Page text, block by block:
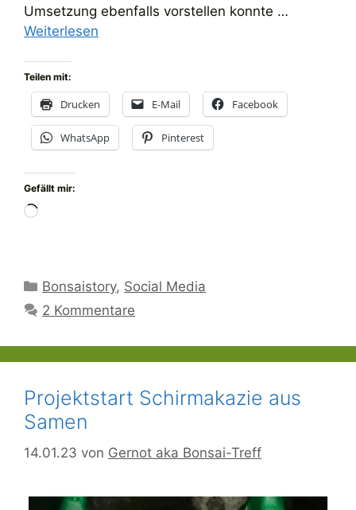
Umsetzung ebenfalls vorstellen konnte …
Weiterlesen
Teilen mit:
Drucken E-Mail Facebook
WhatsApp Pinterest
Gefällt mir:
Wird
Kategorien
Bonsaistory, Social Media
2 Kommentare
Projektstart Schirmakazie aus
Samen
14.01.23 von Gernot aka Bonsai-Treff